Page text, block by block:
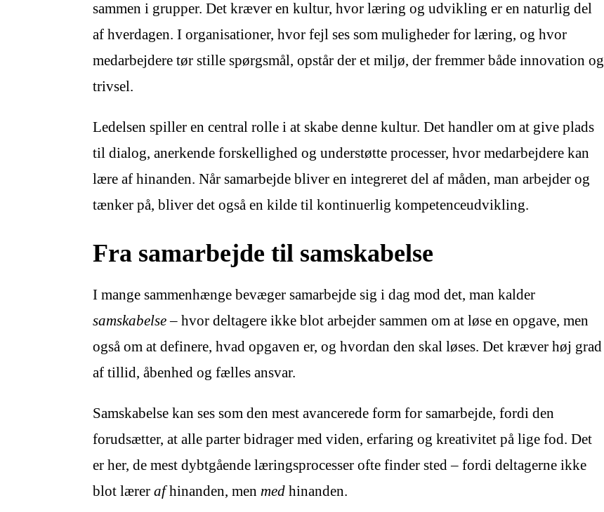
sammen i grupper. Det kræver en kultur, hvor læring og udvikling er en naturlig del
af hverdagen. I organisationer, hvor fejl ses som muligheder for læring, og hvor
medarbejdere tør stille spørgsmål, opstår der et miljø, der fremmer både innovation og
trivsel.
Ledelsen spiller en central rolle i at skabe denne kultur. Det handler om at give plads
til dialog, anerkende forskellighed og understøtte processer, hvor medarbejdere kan
lære af hinanden. Når samarbejde bliver en integreret del af måden, man arbejder og
tænker på, bliver det også en kilde til kontinuerlig kompetenceudvikling.
Fra samarbejde til samskabelse
I mange sammenhænge bevæger samarbejde sig i dag mod det, man kalder
samskabelse– hvor deltagere ikke blot arbejder sammen om at løse en opgave, men
også om at definere, hvad opgaven er, og hvordan den skal løses. Det kræver høj grad
af tillid, åbenhed og fælles ansvar.
Samskabelse kan ses som den mest avancerede form for samarbejde, fordi den
forudsætter, at alle parter bidrager med viden, erfaring og kreativitet på lige fod. Det
er her, de mest dybtgående læringsprocesser ofte finder sted – fordi deltagerne ikke
blot lærer afhinanden, men med hinanden.